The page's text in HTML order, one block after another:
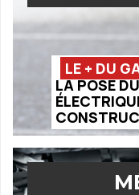
LE + DU
LA POSE